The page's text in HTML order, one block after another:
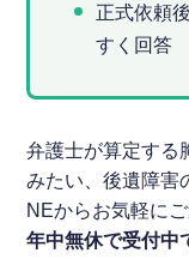
正式依頼
すく回答
弁護士が算定する
みたい、後遺障害
NEからお気軽に
年中無休で受付中